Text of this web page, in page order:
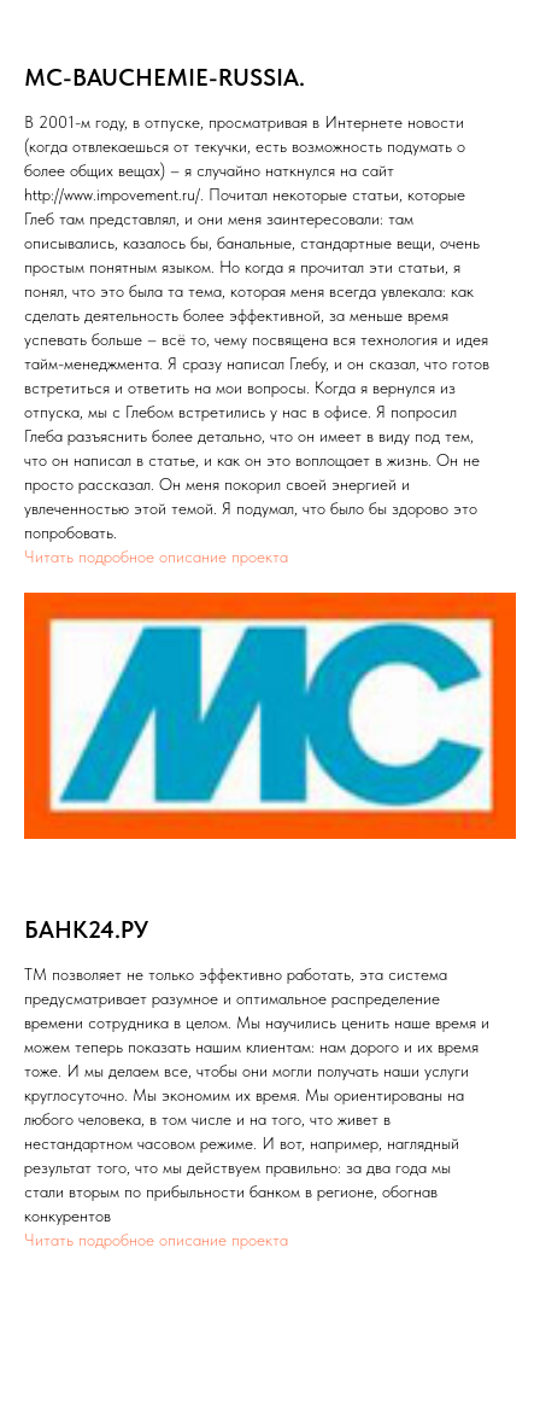
MC-BAUCHEMIE-RUSSIA.
В 2001-м году, в отпуске, просматривая в Интернете новости
(когда отвлекаешься от текучки, есть возможность подумать о
более общих вещах) – я случайно наткнулся на сайт
http://www.impovement.ru/. Почитал некоторые статьи, которые
Глеб там представлял, и они меня заинтересовали: там
описывались, казалось бы, банальные, стандартные вещи, очень
простым понятным языком. Но когда я прочитал эти статьи, я
понял, что это была та тема, которая меня всегда увлекала: как
сделать деятельность более эффективной, за меньше время
успевать больше – всё то, чему посвящена вся технология и идея
тайм-менеджмента. Я сразу написал Глебу, и он сказал, что готов
встретиться и ответить на мои вопросы. Когда я вернулся из
отпуска, мы с Глебом встретились у нас в офисе. Я попросил
Глеба разъяснить более детально, что он имеет в виду под тем,
что он написал в статье, и как он это воплощает в жизнь. Он не
просто рассказал. Он меня покорил своей энергией и
увлеченностью этой темой. Я подумал, что было бы здорово это
попробовать.
Читать подробное описание проекта
БАНК24.РУ
ТМ позволяет не только эффективно работать, эта система
предусматривает разумное и оптимальное распределение
времени сотрудника в целом. Мы научились ценить наше время и
можем теперь показать нашим клиентам: нам дорого и их время
тоже. И мы делаем все, чтобы они могли получать наши услуги
круглосуточно. Мы экономим их время. Мы ориентированы на
любого человека, в том числе и на того, что живет в
нестандартном часовом режиме. И вот, например, наглядный
результат того, что мы действуем правильно: за два года мы
стали вторым по прибыльности банком в регионе, обогнав
конкурентов
Читать подробное описание проекта